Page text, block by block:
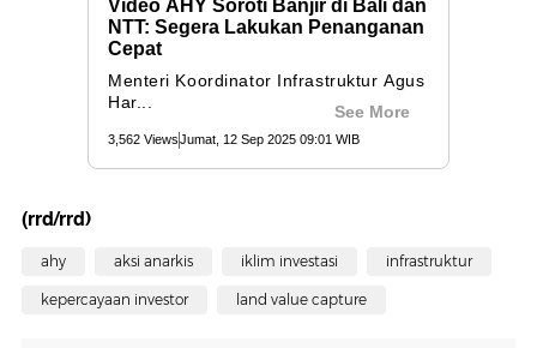
(rrd/rrd)
ahy aksi anarkis iklim investasi infrastruktur
kepercayaan investor land value capture